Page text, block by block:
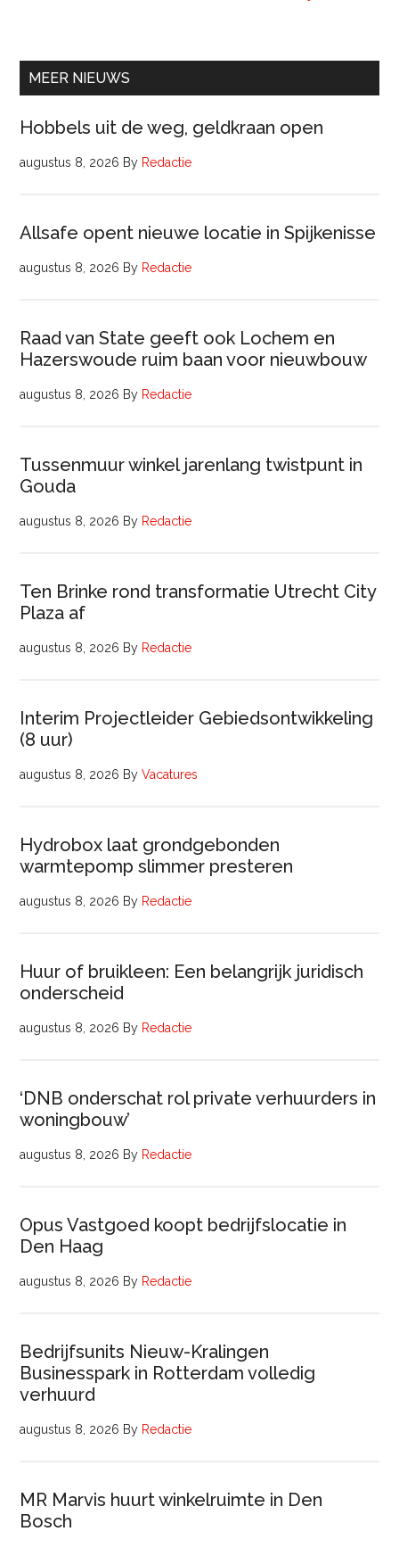
MEER NIEUWS
Hobbels uit de weg, geldkraan open
augustus 8, 2026 By Redactie
Allsafe opent nieuwe locatie in Spijkenisse
augustus 8, 2026 By Redactie
Raad van State geeft ook Lochem en
Hazerswoude ruim baan voor nieuwbouw
augustus 8, 2026 By Redactie
Tussenmuur winkel jarenlang twistpunt in
Gouda
augustus 8, 2026 By Redactie
Ten Brinke rond transformatie Utrecht City
Plaza af
augustus 8, 2026 By Redactie
Interim Projectleider Gebiedsontwikkeling
(8 uur)
augustus 8, 2026 ByVacatures
Hydrobox laat grondgebonden
warmtepomp slimmer presteren
augustus 8, 2026 By Redactie
Huur of bruikleen: Een belangrijk juridisch
onderscheid
augustus 8, 2026 By Redactie
‘DNB onderschat rol private verhuurders in
woningbouw’
augustus 8, 2026 By Redactie
Opus Vastgoed koopt bedrijfslocatie in
Den Haag
augustus 8, 2026 By Redactie
Bedrijfsunits Nieuw-Kralingen
Businesspark in Rotterdam volledig
verhuurd
augustus 8, 2026 By Redactie
MR Marvis huurt winkelruimte in Den
Bosch